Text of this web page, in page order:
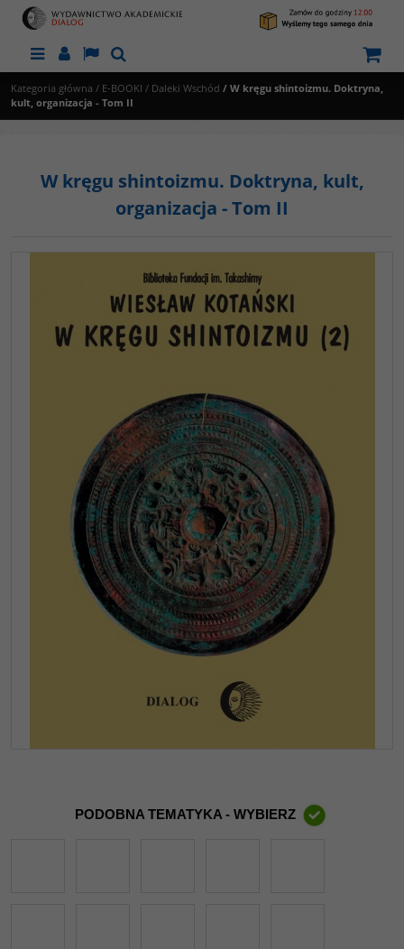
MenuPanelLangSzukaj
Kategoria główna / E-BOOKI / Daleki Wschód / W kręgu shintoizmu. Doktryna,
kult, organizacja - Tom II
W kręgu shintoizmu. Doktryna, kult,
organizacja - Tom II
PODOBNA TEMATYKA - WYBIERZ